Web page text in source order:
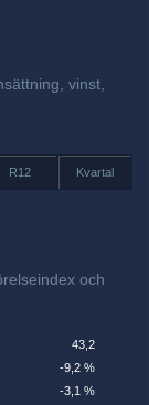
vinst,
R12 Kvartal
och
-9,2 %
43,2
-3,1 %